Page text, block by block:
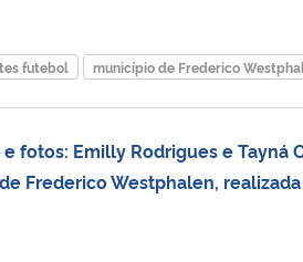
futebol município de Frederico
fotos: Emilly Rodrigues e Tayná
Frederico Westphalen,